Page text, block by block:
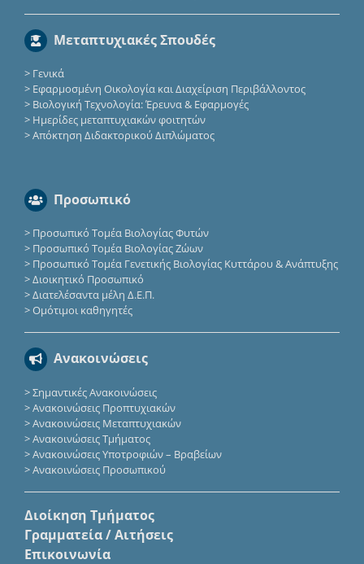
Μεταπτυχιακές Σπουδές
> Γενικά
> Εφαρμοσμένη Οικολογία και Διαχείριση Περιβάλλοντος
>Βιολογική Τεχνολογία: Έρευνα & Εφαρμογές
> Ημερίδες μεταπτυχιακών φοιτητών
>Απόκτηση Διδακτορικού Διπλώματος
Προσωπικό
> Προσωπικό Τομέα Βιολογίας Φυτών
> Προσωπικό Τομέα Βιολογίας Ζώων
> Προσωπικό Τομέα Γενετικής Βιολογίας Κυττάρου & Ανάπτυξης
>Διοικητικό Προσωπικό
>Διατελέσαντα μέλη Δ.Ε.Π.
>Ομότιμοι καθηγητές
Ανακοινώσεις
>Σημαντικές Ανακοινώσεις
>Ανακοινώσεις Προπτυχιακών
>Ανακοινώσεις Μεταπτυχιακών
>Ανακοινώσεις Τμήματος
>Ανακοινώσεις Υποτροφιών – Βραβείων
>Ανακοινώσεις Προσωπικού
Διοίκηση Τμήματος
Γραμματεία / Αιτήσεις
Επικοινωνία